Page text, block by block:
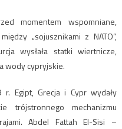
momentem wspomniane,
„sojusznikami z NATO”,
wysłała statki wiertnicze,
wody cypryjskie.
Egipt, Grecja i Cypr wydały
trójstronnego mechanizmu
Abdel Fattah El-Sisi –